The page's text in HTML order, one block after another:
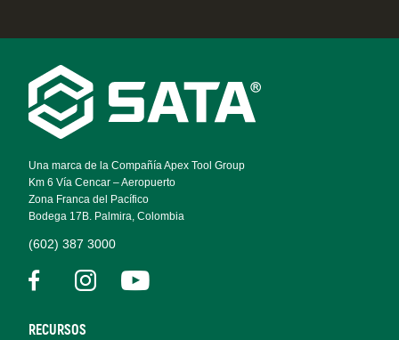
Footer
Navigation
Una marca de la Compañía Apex Tool Group
Km 6 Vía Cencar – Aeropuerto
Zona Franca del Pacífico
Bodega 17B. Palmira, Colombia
(602) 387 3000
RECURSOS